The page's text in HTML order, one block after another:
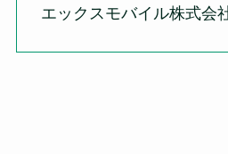
エックスモバイル株式会